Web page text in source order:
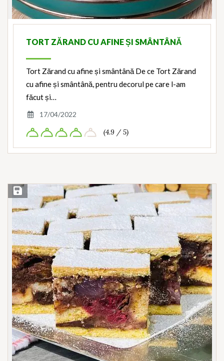
TORT ZĂRAND CU AFINE ȘI SMÂNTÂNĂ
Tort Zărand cu afine și smântână De ce Tort Zărand
cu afine și smântână, pentru decorul pe care l-am
făcut și…
17/04/2022
(4.9 / 5)
Save Recipe